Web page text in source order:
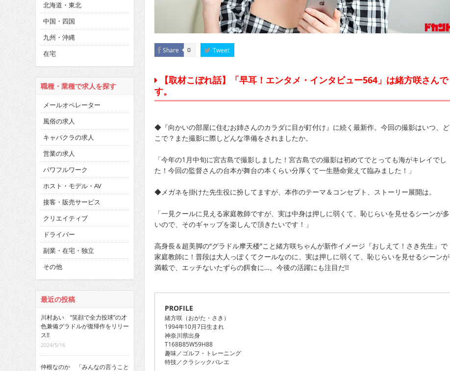
Share 0 Tweet
【取材こぼれ話】「早耳！エンタメ・インタビュー564」は緒方咲さんで
す。
◆『向かいの部屋に住むお姉さんのカラダに目が釘付け』に続く最新作。今回の撮影はいつ、ど
こで？また撮影に際しどんな準備をされましたか。
「今年の1月中旬に宮古島で撮影しました！宮古島での撮影は初めてでとっても海がキレイでし
た！今回の監督さんの台本が舞台の本くらい分厚くて一生懸命覚えて臨みました！」
◆メガネを掛けた先生役に扮してますが、本作のテーマ＆コンセプト、ストーリー展開は。
「一見クールに見える家庭教師ですが、実は中身は押しに弱くて、恥じらいを見せるシーンが多
いので、そのギャップを楽しんで頂きたいです！」
高身長＆超美脚の“グラドル摩天楼”こと緒方咲ちゃんが新作イメージ『おしえて！さき先生』で
家庭教師に！普段は大人っぽくてクールなのに、実は押しに弱くて、恥じらいを見せるシーンが
満載で、エッチないたずらの餌食に…。今後の活躍にも注目だ!!
PROFILE
緒方咲（おがた・さき）
1994年10月7日生まれ
神奈川県出身
T168B85W59H88
趣味／ゴルフ・トレーニング
特技／クラシックバレエ
北海道・東北
中国・四国
九州・沖縄
在宅
職種・業種で求人を探す
メールオペレーター
風俗の求人
キャバクラの求人
営業の求人
パワフルワーク
ホスト・モデル・AV
接客・販売サービス
クリエイティブ
ドライバー
副業・在宅・独立
その他
最近の投稿
川村あい “笑顔で全力投球”の才
色兼備グラドルが復帰作をリリー
ス!!
2024/5/16
仲根なのか 「みんなの言うこと